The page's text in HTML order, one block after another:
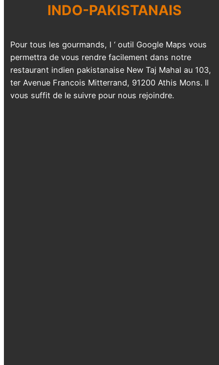
INDO-PAKISTANAIS
Pour tous les gourmands, l ‘ outil Google Maps vous
permettra de vous rendre facilement dans notre
restaurant indien pakistanaise New Taj Mahal au 103,
ter Avenue Francois Mitterrand, 91200 Athis Mons. Il
vous suffit de le suivre pour nous rejoindre.